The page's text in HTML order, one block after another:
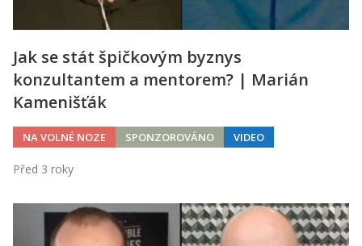
Jak se stát špičkovým byznys
konzultantem a mentorem? | Marián
Kamenišťák
NA VOLNÉ NOZE SPONZOROVÁNO VIDEO
Před 3 roky